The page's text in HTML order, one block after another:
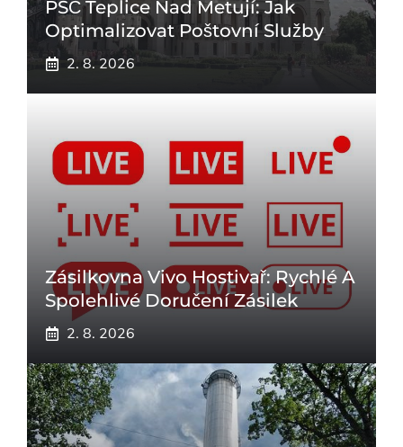
PSČ Teplice Nad Metují: Jak
Optimalizovat Poštovní Služby
2. 8. 2026
Zásilkovna Vivo Hostivař: Rychlé A
Spolehlivé Doručení Zásilek
2. 8. 2026